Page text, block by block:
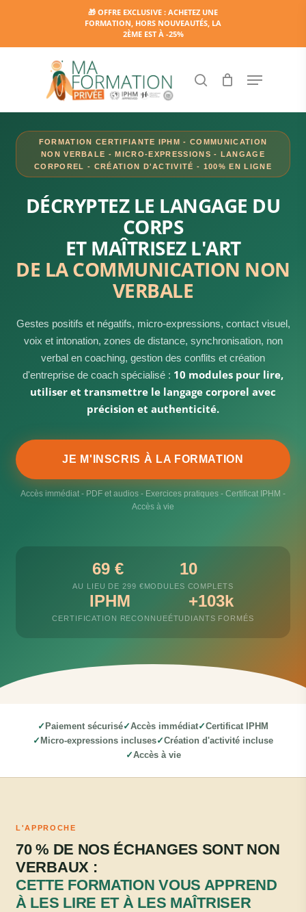
🎁 OFFRE EXCLUSIVE : ACHETEZ UNE
FORMATION, HORS NOUVEAUTÉS, LA
2ÈME EST À -25%
search Menu
FORMATION CERTIFIANTE IPHM - COMMUNICATION
NON VERBALE - MICRO-EXPRESSIONS - LANGAGE
CORPOREL - CRÉATION D'ACTIVITÉ - 100% EN LIGNE
DÉCRYPTEZ LE LANGAGE DU
CORPS
ET MAÎTRISEZ L'ART
DE LA COMMUNICATION NON
VERBALE
Gestes positifs et négatifs, micro-expressions, contact visuel,
voix et intonation, zones de distance, synchronisation, non
verbal en coaching, gestion des conflits et création
d'entreprise de coach spécialisé : 10 modules pour lire,
utiliser et transmettre le langage corporel avec
précision et authenticité.
JE M'INSCRIS À LA FORMATION
Accès immédiat - PDF et audios - Exercices pratiques - Certificat IPHM -
Accès à vie
69 €
AU LIEU DE 299 €
10
MODULES COMPLETS
IPHM
CERTIFICATION RECONNUE
+103k
ÉTUDIANTS FORMÉS
Paiement sécurisé Accès immédiat
Certificat IPHM
Micro-expressions incluses
Création d'activité incluse
Accès à vie
L'APPROCHE
70 % DE NOS ÉCHANGES SONT NON
VERBAUX :
CETTE FORMATION VOUS APPREND
À LES LIRE ET À LES MAÎTRISER